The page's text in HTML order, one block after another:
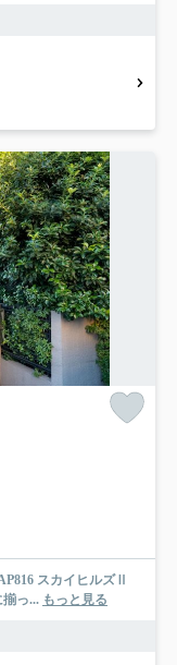
スカイヒルズⅡ
っ... もっと見る